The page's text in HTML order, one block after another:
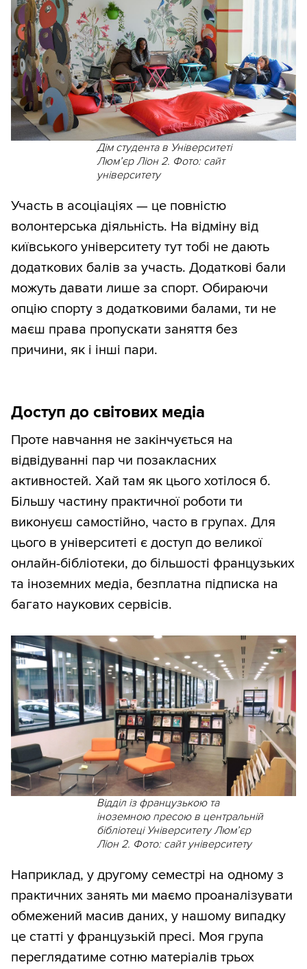
Дім студента в Університеті
Люмʼєр Ліон 2. Фото: сайт
університету
Участь в асоціаціях — це повністю
волонтерська діяльність. На відміну від
київського університету тут тобі не дають
додаткових балів за участь. Додаткові бали
можуть давати лише за спорт. Обираючи
опцію спорту з додатковими балами, ти не
маєш права пропускати заняття без
причини, як і інші пари.
Доступ до світових медіа
Проте навчання не закінчується на
відвідуванні пар чи позакласних
активностей. Хай там як цього хотілося б.
Більшу частину практичної роботи ти
виконуєш самостійно, часто в групах. Для
цього в університеті є доступ до великої
онлайн-бібліотеки, до більшості французьких
та іноземних медіа, безплатна підписка на
багато наукових сервісів.
Відділ із французькою та
іноземною пресою в центральній
бібліотеці Університету Люмʼєр
Ліон 2. Фото: сайт університету
Наприклад, у другому семестрі на одному з
практичних занять ми маємо проаналізувати
обмежений масив даних, у нашому випадку
це статті у французькій пресі. Моя група
переглядатиме сотню матеріалів трьох